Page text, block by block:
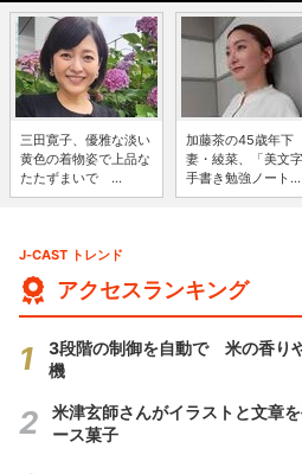
三田寛子、優雅な淡い
黄色の着物姿で上品な
たたずまいで ...
加藤茶の45歳年下
妻・綾菜、「美文字
手書き勉強ノート...
J-CAST トレンド
アクセスランキング
3段階の制御を自動で 米の香り
機
米津玄師さんがイラストと文章
ース菓子